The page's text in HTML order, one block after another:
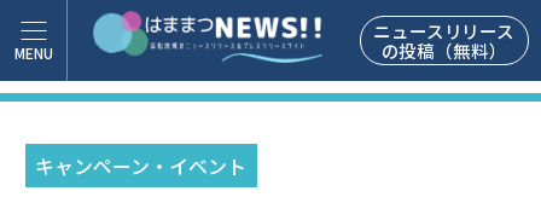
ニュースリリース
の投稿（無料）
キャンペーン・イベント